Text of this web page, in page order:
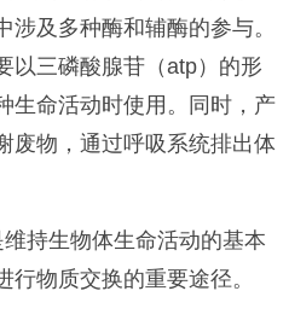
及多种酶和辅酶的参与。
以三磷酸腺苷（atp）的形
生命活动时使用。同时，产
废物，通过呼吸系统排出体
持生物体生命活动的基本
物质交换的重要途径。